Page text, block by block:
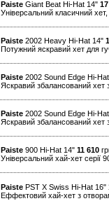
Paiste Giant Beat Hi-Hat 14"
Універсальний класичний
Paiste 2002 Heavy Hi-Hat 14"
Потужний яскравий хет для
Paiste 2002 Sound Edge Hi-
Яскравий збалансований хет
Paiste 2002 Sound Edge Hi-
Яскравий збалансований хет
Paiste 900 Hi-Hat 14" 11 610
Універсальний хай-хет серії
Paiste PST X Swiss Hi-Hat 16"
Еффектовий хай-хет з